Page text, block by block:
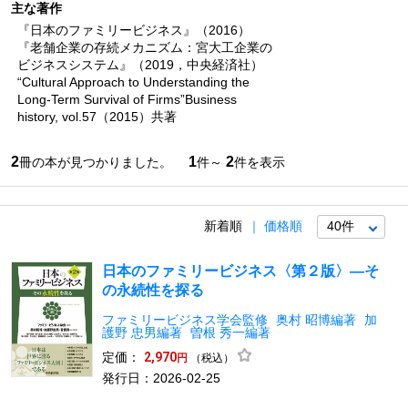
主な著作
『日本のファミリービジネス』（2016）
『老舗企業の存続メカニズム：宮大工企業の
ビジネスシステム』（2019，中央経済社）
“Cultural Approach to Understanding the
Long-Term Survival of Firms”Business
history, vol.57（2015）共著
2冊の本が見つかりました。 1件～ 2件を表示
新着順 価格順
日本のファミリービジネス〈第２版〉―そ
の永続性を探る
ファミリービジネス学会監修 奥村 昭博編著
加
護野 忠男編著 曽根 秀一編著
定価：
2,970円 （税込）
発行日：2026-02-25